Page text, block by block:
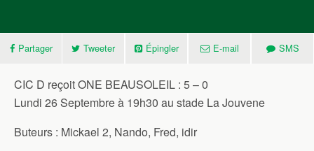
Partager Tweeter Épingler E-mail SMS
CIC D reçoit ONE BEAUSOLEIL : 5 – 0
Lundi 26 Septembre à 19h30 au stade La Jouvene
Buteurs : Mickael 2, Nando, Fred, idir